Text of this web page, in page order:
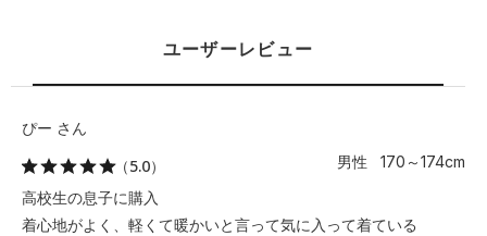
ユーザーレビュー
ぴー さん
（5.0）
男性 170～174cm
高校生の息子に購入
着心地がよく、軽くて暖かいと言って気に入って着ている